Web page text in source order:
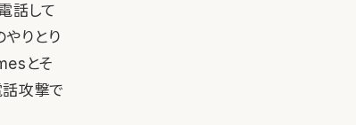
話して
やりとり
とそ
話攻撃で